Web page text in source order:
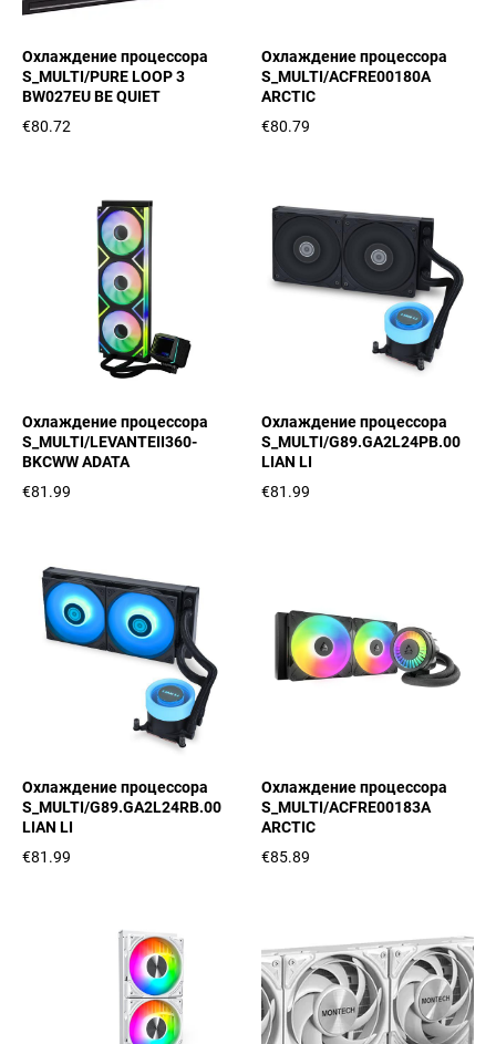
Охлаждение процессора
S_MULTI/PURE LOOP 3
BW027EU BE QUIET
€80.72
Охлаждение процессора
S_MULTI/ACFRE00180A
ARCTIC
€80.79
Охлаждение процессора
S_MULTI/LEVANTEII360-
BKCWW ADATA
€81.99
Охлаждение процессора
S_MULTI/G89.GA2L24PB.00
LIAN LI
€81.99
Охлаждение процессора
S_MULTI/G89.GA2L24RB.00
LIAN LI
€81.99
Охлаждение процессора
S_MULTI/ACFRE00183A
ARCTIC
€85.89